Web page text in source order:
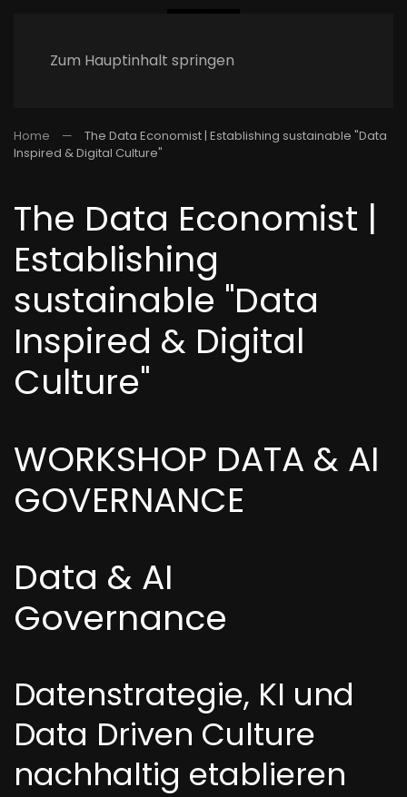
Zum Hauptinhalt springen
Home
The Data Economist | Establishing sustainable "Data
Inspired & Digital Culture"
The Data Economist |
Establishing
sustainable "Data
Inspired & Digital
Culture"
WORKSHOP DATA & AI
GOVERNANCE
Data & AI
Governance
Datenstrategie, KI und
Data Driven Culture
nachhaltig etablieren